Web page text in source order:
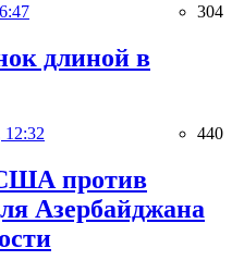
304
длиной в
12:32 440
против
Азербайджана